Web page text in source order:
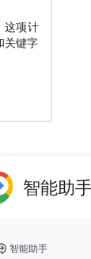
这项计
关键字
智能助手
智能助手